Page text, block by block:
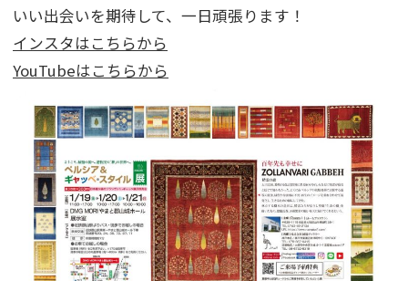
いい出会いを期待して、一日頑張ります！
インスタはこちらから
YouTubeはこちらから